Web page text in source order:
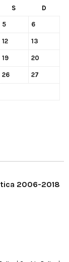
S D
5 6
12 13
19 20
26 27
2006-2018